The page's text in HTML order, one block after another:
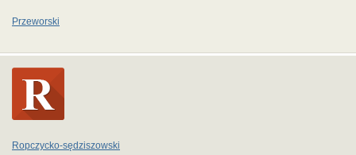
Przeworski
Ropczycko-sędziszowski